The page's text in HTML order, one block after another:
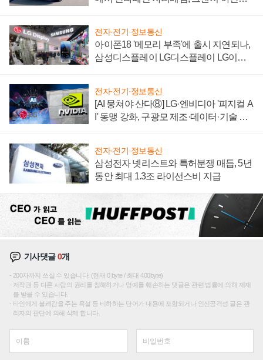
전자·전기·정보통신
아이폰18 '메모리 부족'에 출시 지연되나,
삼성디스플레이 LG디스플레이 LG이노
전자·전기·정보통신
[AI 뭉쳐야 산다⑧] LG·엔비디아 '피지컬 A
I' 동맹 강화, 구광모 제조·데이터·기술 결
전자·전기·정보통신
삼성전자 넷리스트와 특허분쟁 매듭, 5년
동안 최대 1.3조 라이선스비 지급
기사댓글0개
200자까지 쓰실 수 있습니다. (현재 0 byte / 최대 400byte)
저작권 등 다른 사람의 권리를 침해하거나 명예를 훼손하는 댓글은 관련 법률에 의해 제재
를 받을 수 있습니다.
타인에게 불쾌감을 주는 욕설 등 비하하는 단어가 내용에 포함되거나 인신공격성 글은 관
리자의 판단에 의해 삭제 합니다.